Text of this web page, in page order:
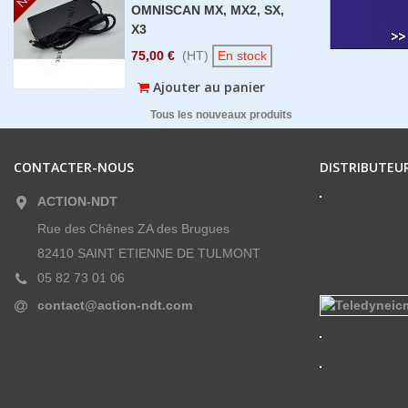
OMNISCAN MX, MX2, SX,
X3
75,00 € (HT) En stock
Ajouter au panier
Tous les nouveaux produits
CONTACTER-NOUS
ACTION-NDT
Rue des Chênes ZA des Brugues
82410 SAINT ETIENNE DE TULMONT
05 82 73 01 06
contact@action-ndt.com